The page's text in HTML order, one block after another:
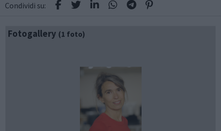
Condividi su:
Fotogallery (1 foto)